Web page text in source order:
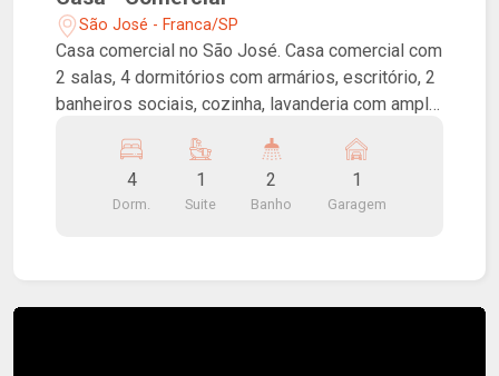
São José - Franca/SP
Casa comercial no São José. Casa comercial com
2 salas, 4 dormitórios com armários, escritório, 2
banheiros sociais, cozinha, lavanderia com ampla
Excelente localização próximo de principais
pontos comerciais e avenida com bastante fluxo.
4
Dorm.
1
Suite
2
Banho
1
Garagem